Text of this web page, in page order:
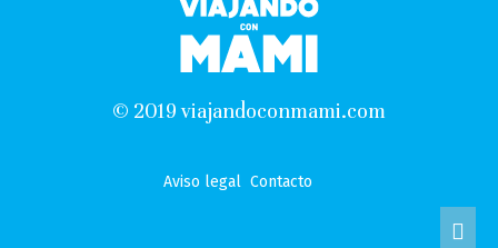
© 2019 viajandoconmami.com
Aviso legal Contacto